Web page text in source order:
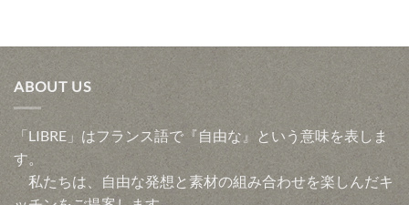
ABOUT US
「LIBRE」はフランス語で『自由な』という意味を表しま
す。
私たちは、自由な発想と素材の組み合わせを楽しんだキ